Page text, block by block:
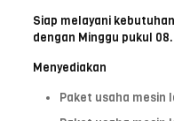
Siap melayani
dengan Minggu pukul
Menyediakan
Paket usaha mesin